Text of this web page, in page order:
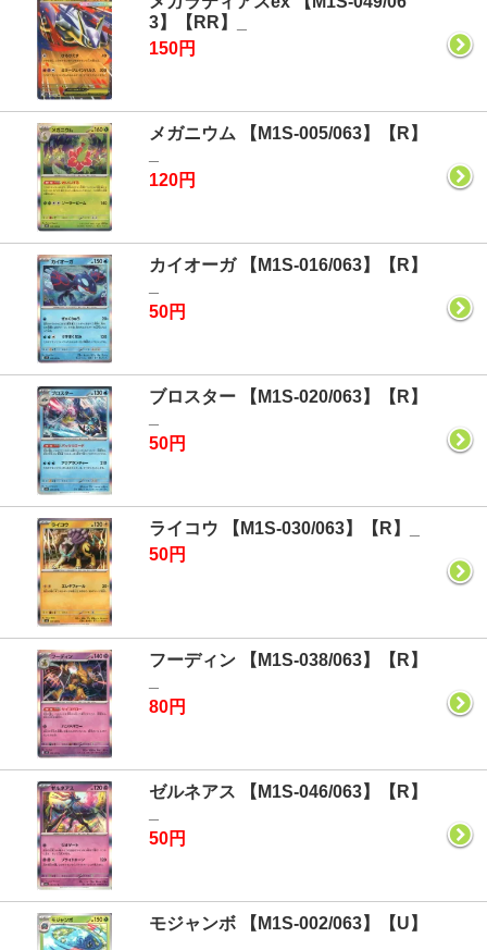
3】【RR】_
150円
メガニウム 【M1S-005/063】【R】
120円
カイオーガ 【M1S-016/063】【R】
50円
ブロスター 【M1S-020/063】【R】
50円
ライコウ 【M1S-030/063】【R】_
50円
フーディン 【M1S-038/063】【R】
80円
ゼルネアス 【M1S-046/063】【R】
50円
モジャンボ 【M1S-002/063】【U】